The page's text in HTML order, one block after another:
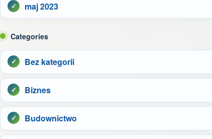
maj 2023
Categories
Bez kategorii
Biznes
Budownictwo